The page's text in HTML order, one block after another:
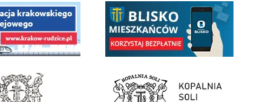
Społecznego
budowy linii kolejowej Krakow Rudzicelink do opisu aplikacji - BLISKO, Gmina Wieliczka w
Żup Krakowskich Wieliczka link do strony Kopalni Soli Wieliczka